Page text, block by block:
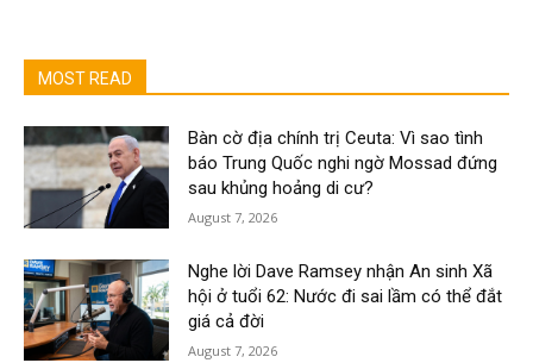
MOST READ
Bàn cờ địa chính trị Ceuta: Vì sao tình
báo Trung Quốc nghi ngờ Mossad đứng
sau khủng hoảng di cư?
August 7, 2026
Nghe lời Dave Ramsey nhận An sinh Xã
hội ở tuổi 62: Nước đi sai lầm có thể đắt
giá cả đời
August 7, 2026